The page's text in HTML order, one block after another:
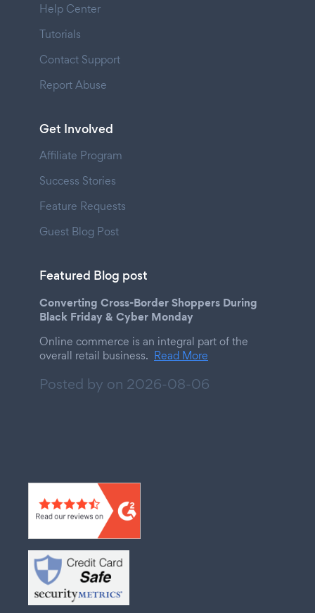
Help Center
Tutorials
Contact Support
Report Abuse
Get Involved
Affiliate Program
Success Stories
Feature Requests
Guest Blog Post
Featured Blog post
Converting Cross-Border Shoppers During
Black Friday & Cyber Monday
Online commerce is an integral part of the
overall retail business. Read More
Posted by on 2026-08-06